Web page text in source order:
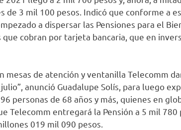
de 3 mil 100 pesos. Indicó que conforme a
a dispersar las Pensiones para el
que cobran por tarjeta bancaria, que en
mesas de atención y ventanilla Telecomm
anunció Guadalupe Solís, para luego
personas de 68 años y más, quienes en
Telecomm entregará la Pensión a 5 mil
019 mil 090 pesos.